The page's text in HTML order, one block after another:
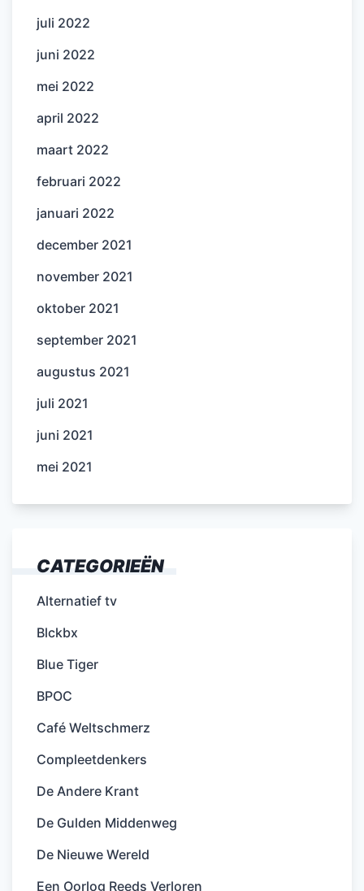
juli 2022
juni 2022
mei 2022
april 2022
maart 2022
februari 2022
januari 2022
december 2021
november 2021
oktober 2021
september 2021
augustus 2021
juli 2021
juni 2021
mei 2021
CATEGORIEËN
Alternatief tv
Blckbx
Blue Tiger
BPOC
Café Weltschmerz
Compleetdenkers
De Andere Krant
De Gulden Middenweg
De Nieuwe Wereld
Een Oorlog Reeds Verloren